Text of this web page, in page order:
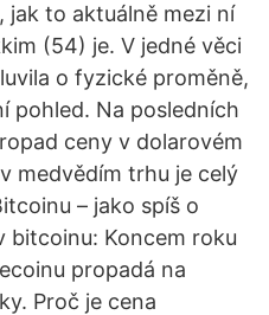
jak to aktuálně mezi ní
(54) je. V jedné věci
o fyzické proměně,
pohled. Na posledních
ceny v dolarovém
medvědím trhu je celý
– jako spíš o
bitcoinu: Koncem roku
propadá na
Proč je cena